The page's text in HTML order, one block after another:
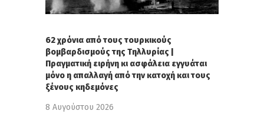
62 χρόνια από τους τουρκικούς
βομβαρδισμούς της Τηλλυρίας |
Πραγματική ειρήνη κι ασφάλεια εγγυάται
μόνο η απαλλαγή από την κατοχή και τους
ξένους κηδεμόνες
8 Αυγούστου 2026